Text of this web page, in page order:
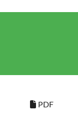
PDF